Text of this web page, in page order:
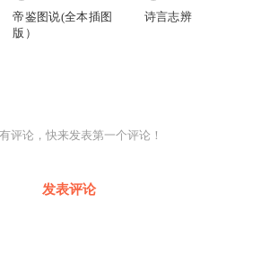
帝鉴图说(全本插图
版）
诗言志辨
评论，快来发表第一个评论！
发表评论